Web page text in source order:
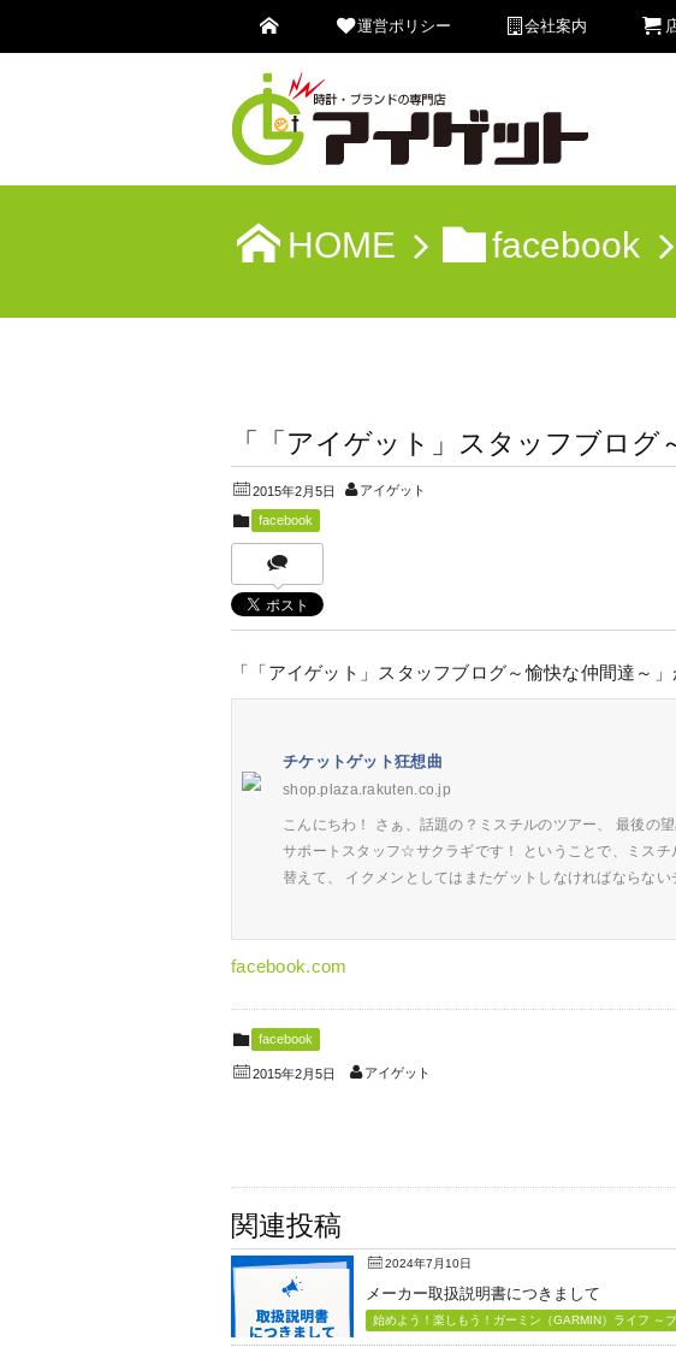
運営ポリシー 会社案内
HOME facebook
「「アイゲット」スタッフブログ
2015年2月5日 アイゲット
facebook
「「アイゲット」スタッフブログ～愉快な仲間達～」
チケットゲット狂想曲
shop.plaza.rakuten.co.jp
こんにちわ！ さぁ、話題の？ミスチルのツアー、 最後の
サポートスタッフ☆サクラギです！ ということで、ミスチ
替えて、 イクメンとしてはまたゲットしなければならな
facebook.com
facebook
2015年2月5日 アイゲット
関連投稿
2024年7月10日
メーカー取扱説明書につきまして
始めよう！楽しもう！ガーミン（GARMIN）ライフ ～